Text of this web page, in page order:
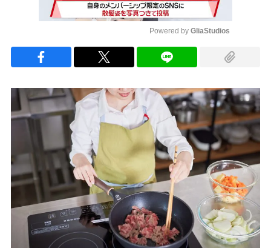
Powered by GliaStudios